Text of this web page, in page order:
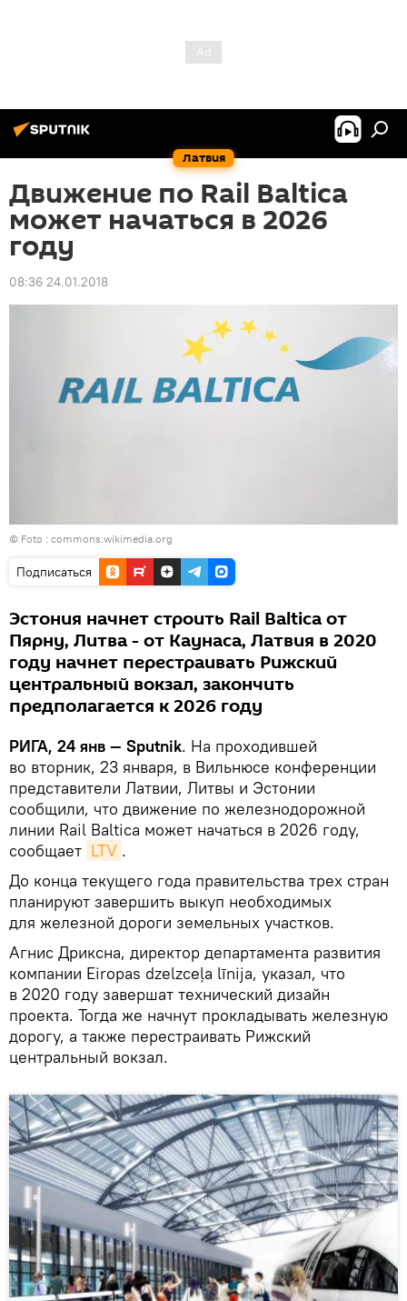
Латвия
Движение по Rail Baltica
может начаться в 2026
году
08:36 24.01.2018
© Foto : commons.wikimedia.org
Подписаться
Эстония начнет строить Rail Baltica от
Пярну, Литва - от Каунаса, Латвия в 2020
году начнет перестраивать Рижский
центральный вокзал, закончить
предполагается к 2026 году
РИГА, 24 янв — Sputnik. На проходившей
во вторник, 23 января, в Вильнюсе конференции
представители Латвии, Литвы и Эстонии
сообщили, что движение по железнодорожной
линии Rail Baltica может начаться в 2026 году,
сообщает LTV .
До конца текущего года правительства трех стран
планируют завершить выкуп необходимых
для железной дороги земельных участков.
Агнис Дриксна, директор департамента развития
компании Eiropas dzelzceļa līnija, указал, что
в 2020 году завершат технический дизайн
проекта. Тогда же начнут прокладывать железную
дорогу, а также перестраивать Рижский
центральный вокзал.